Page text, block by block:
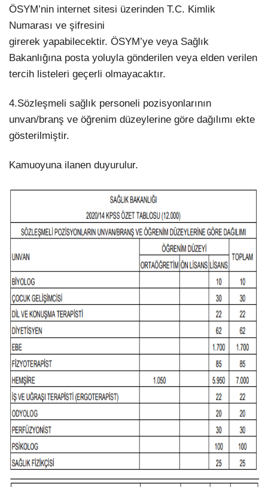
ÖSYM’nin internet sitesi üzerinden T.C. Kimlik
Numarası ve şifresini
girerek yapabilecektir. ÖSYM’ye veya Sağlık
Bakanlığına posta yoluyla gönderilen veya elden verilen
tercih listeleri geçerli olmayacaktır.
4.Sözleşmeli sağlık personeli pozisyonlarının
unvan/branş ve öğrenim düzeylerine göre dağılımı ekte
gösterilmiştir.
Kamuoyuna ilanen duyurulur.